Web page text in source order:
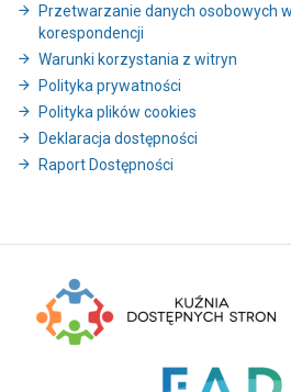
Przetwarzanie danych osobowych
korespondencji
Warunki korzystania z witryn
Polityka prywatności
Polityka plików cookies
Deklaracja dostępności
Raport Dostępności